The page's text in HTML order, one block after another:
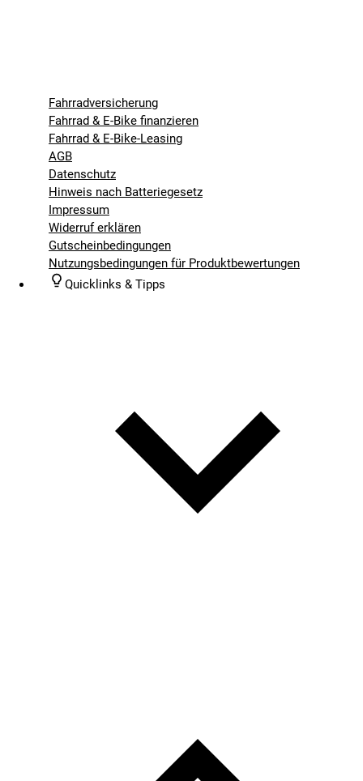
Fahrradversicherung
Fahrrad & E-Bike finanzieren
Fahrrad & E-Bike-Leasing
AGB
Datenschutz
Hinweis nach Batteriegesetz
Impressum
Widerruf erklären
Gutscheinbedingungen
Nutzungsbedingungen für Produktbewertungen
Quicklinks & Tipps